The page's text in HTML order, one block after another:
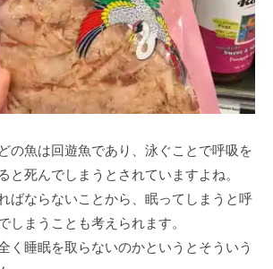
の魚は回遊魚であり、泳ぐことで呼吸を
と死んでしまうとされていますよね。
ばならないことから、眠ってしまうと呼
しまうことも考えられます。
く睡眠を取らないのかというとそういう